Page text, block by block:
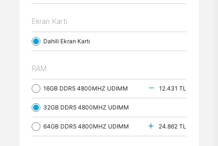
Ekran Kartı
Dahili Ekran Kartı
RAM
16GB DDR5 4800MHZ UDIMM 12.431 TL
32GB DDR5 4800MHZ UDIMM
64GB DDR5 4800MHZ UDIMM 24.862 TL